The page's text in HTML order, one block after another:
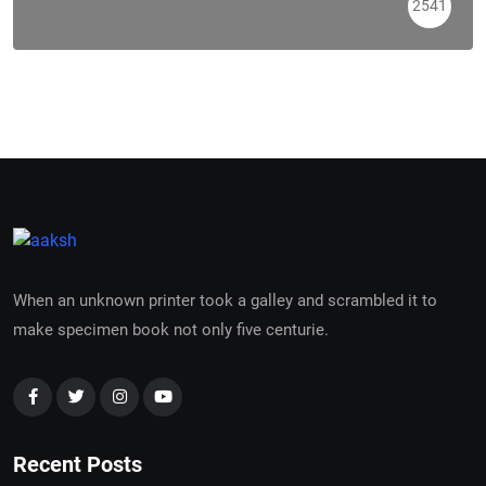
2541
When an unknown printer took a galley and scrambled it to
make specimen book not only five centurie.
Recent Posts